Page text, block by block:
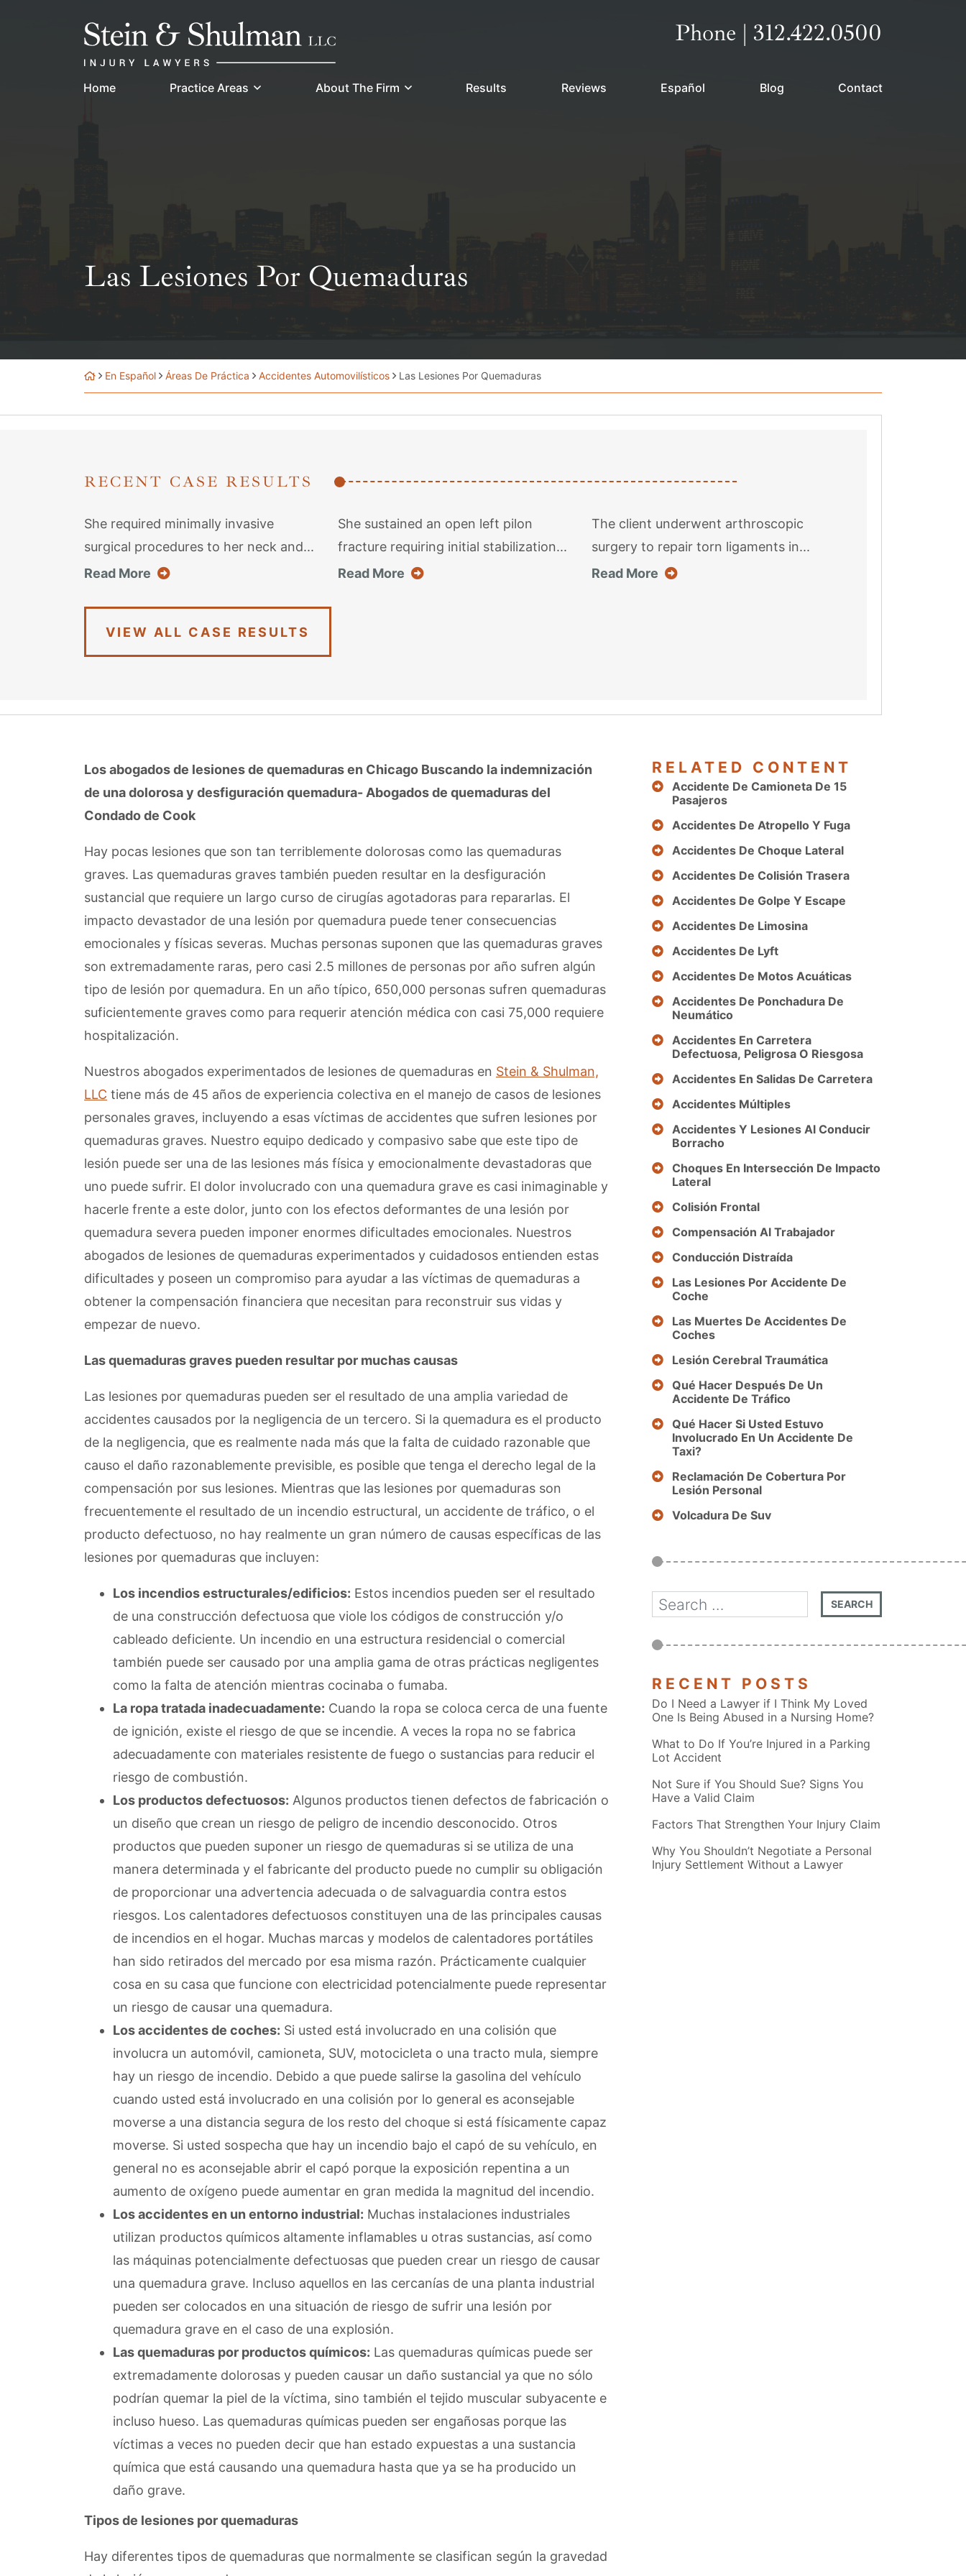
Return home Call our office
Phone | 312.422.0500
Home Practice Areas About The Firm Results Reviews Español Blog Contact
Las Lesiones Por Quemaduras
En Español Áreas De Práctica Accidentes Automovilísticos Las Lesiones Por Quemaduras
RECENT CASE RESULTS
She required minimally invasive
surgical procedures to her neck and...
Read More about this case result
She sustained an open left pilon
fracture requiring initial stabilization...
Read More about this case result
The client underwent arthroscopic
surgery to repair torn ligaments in...
Read More about this case result
VIEW ALL CASE RESULTS
Los abogados de lesiones de quemaduras en Chicago Buscando la indemnización
de una dolorosa y desfiguración quemadura- Abogados de quemaduras del
Condado de Cook
Hay pocas lesiones que son tan terriblemente dolorosas como las quemaduras
graves. Las quemaduras graves también pueden resultar en la desfiguración
sustancial que requiere un largo curso de cirugías agotadoras para repararlas. El
impacto devastador de una lesión por quemadura puede tener consecuencias
emocionales y físicas severas. Muchas personas suponen que las quemaduras graves
son extremadamente raras, pero casi 2.5 millones de personas por año sufren algún
tipo de lesión por quemadura. En un año típico, 650,000 personas sufren quemaduras
suficientemente graves como para requerir atención médica con casi 75,000 requiere
hospitalización.
Nuestros abogados experimentados de lesiones de quemaduras en Stein & Shulman,
LLC tiene más de 45 años de experiencia colectiva en el manejo de casos de lesiones
personales graves, incluyendo a esas víctimas de accidentes que sufren lesiones por
quemaduras graves. Nuestro equipo dedicado y compasivo sabe que este tipo de
lesión puede ser una de las lesiones más física y emocionalmente devastadoras que
uno puede sufrir. El dolor involucrado con una quemadura grave es casi inimaginable y
hacerle frente a este dolor, junto con los efectos deformantes de una lesión por
quemadura severa pueden imponer enormes dificultades emocionales. Nuestros
abogados de lesiones de quemaduras experimentados y cuidadosos entienden estas
dificultades y poseen un compromiso para ayudar a las víctimas de quemaduras a
obtener la compensación financiera que necesitan para reconstruir sus vidas y
empezar de nuevo.
Las quemaduras graves pueden resultar por muchas causas
Las lesiones por quemaduras pueden ser el resultado de una amplia variedad de
accidentes causados por la negligencia de un tercero. Si la quemadura es el producto
de la negligencia, que es realmente nada más que la falta de cuidado razonable que
causo el daño razonablemente previsible, es posible que tenga el derecho legal de la
compensación por sus lesiones. Mientras que las lesiones por quemaduras son
frecuentemente el resultado de un incendio estructural, un accidente de tráfico, o el
producto defectuoso, no hay realmente un gran número de causas específicas de las
lesiones por quemaduras que incluyen:
Los incendios estructurales/edificios: Estos incendios pueden ser el resultado
de una construcción defectuosa que viole los códigos de construcción y/o
cableado deficiente. Un incendio en una estructura residencial o comercial
también puede ser causado por una amplia gama de otras prácticas negligentes
como la falta de atención mientras cocinaba o fumaba.
La ropa tratada inadecuadamente: Cuando la ropa se coloca cerca de una fuente
de ignición, existe el riesgo de que se incendie. A veces la ropa no se fabrica
adecuadamente con materiales resistente de fuego o sustancias para reducir el
riesgo de combustión.
Los productos defectuosos: Algunos productos tienen defectos de fabricación o
un diseño que crean un riesgo de peligro de incendio desconocido. Otros
productos que pueden suponer un riesgo de quemaduras si se utiliza de una
manera determinada y el fabricante del producto puede no cumplir su obligación
de proporcionar una advertencia adecuada o de salvaguardia contra estos
riesgos. Los calentadores defectuosos constituyen una de las principales causas
de incendios en el hogar. Muchas marcas y modelos de calentadores portátiles
han sido retirados del mercado por esa misma razón. Prácticamente cualquier
cosa en su casa que funcione con electricidad potencialmente puede representar
un riesgo de causar una quemadura.
Los accidentes de coches: Si usted está involucrado en una colisión que
involucra un automóvil, camioneta, SUV, motocicleta o una tracto mula, siempre
hay un riesgo de incendio. Debido a que puede salirse la gasolina del vehículo
cuando usted está involucrado en una colisión por lo general es aconsejable
moverse a una distancia segura de los resto del choque si está físicamente capaz
moverse. Si usted sospecha que hay un incendio bajo el capó de su vehículo, en
general no es aconsejable abrir el capó porque la exposición repentina a un
aumento de oxígeno puede aumentar en gran medida la magnitud del incendio.
Los accidentes en un entorno industrial: Muchas instalaciones industriales
utilizan productos químicos altamente inflamables u otras sustancias, así como
las máquinas potencialmente defectuosas que pueden crear un riesgo de causar
una quemadura grave. Incluso aquellos en las cercanías de una planta industrial
pueden ser colocados en una situación de riesgo de sufrir una lesión por
quemadura grave en el caso de una explosión.
Las quemaduras por productos químicos: Las quemaduras químicas puede ser
extremadamente dolorosas y pueden causar un daño sustancial ya que no sólo
podrían quemar la piel de la víctima, sino también el tejido muscular subyacente e
incluso hueso. Las quemaduras químicas pueden ser engañosas porque las
víctimas a veces no pueden decir que han estado expuestas a una sustancia
química que está causando una quemadura hasta que ya se ha producido un
daño grave.
Tipos de lesiones por quemaduras
Hay diferentes tipos de quemaduras que normalmente se clasifican según la gravedad
RELATED CONTENT
Accidente De Camioneta De 15
Pasajeros
Accidentes De Atropello Y Fuga
Accidentes De Choque Lateral
Accidentes De Colisión Trasera
Accidentes De Golpe Y Escape
Accidentes De Limosina
Accidentes De Lyft
Accidentes De Motos Acuáticas
Accidentes De Ponchadura De
Neumático
Accidentes En Carretera
Defectuosa, Peligrosa O Riesgosa
Accidentes En Salidas De Carretera
Accidentes Múltiples
Accidentes Y Lesiones Al Conducir
Borracho
Choques En Intersección De Impacto
Lateral
Colisión Frontal
Compensación Al Trabajador
Conducción Distraída
Las Lesiones Por Accidente De
Coche
Las Muertes De Accidentes De
Coches
Lesión Cerebral Traumática
Qué Hacer Después De Un
Accidente De Tráfico
Qué Hacer Si Usted Estuvo
Involucrado En Un Accidente De
Taxi?
Reclamación De Cobertura Por
Lesión Personal
Volcadura De Suv
RECENT POSTS
Do I Need a Lawyer if I Think My Loved
One Is Being Abused in a Nursing Home?
What to Do If You’re Injured in a Parking
Lot Accident
Not Sure if You Should Sue? Signs You
Have a Valid Claim
Factors That Strengthen Your Injury Claim
Why You Shouldn’t Negotiate a Personal
Injury Settlement Without a Lawyer